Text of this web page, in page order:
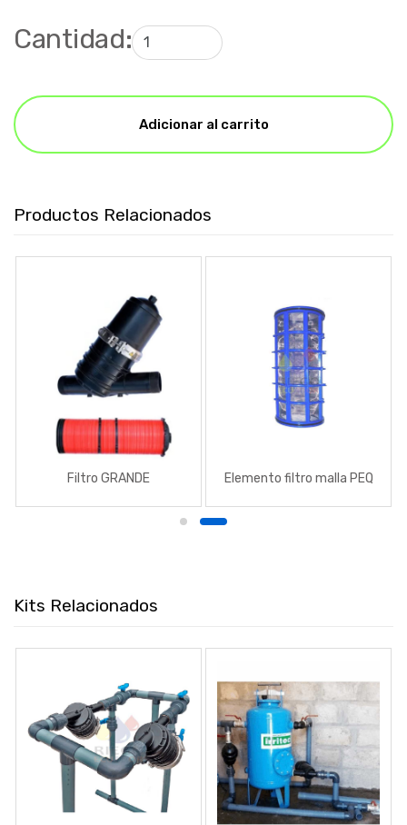
Cantidad:
Adicionar al carrito
Productos Relacionados
Filtro GRANDE Elemento filtro malla PEQ
Kits Relacionados